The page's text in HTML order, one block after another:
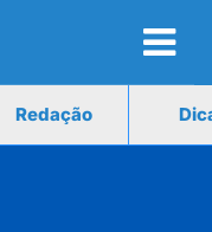
Redação